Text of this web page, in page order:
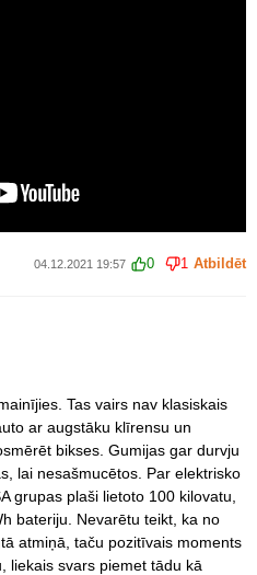
04.12.2021 19:57 0 1 Atbildēt
Tas vairs nav klasiskais
ar augstāku klīrensu un
bikses. Gumijas gar durvju
lai nesašmucētos. Par elektrisko
grupas plaši lietoto 100 kilovatu,
bateriju. Nevarētu teikt, ka no
atmiņā, taču pozitīvais moments
liekais svars piemet tādu kā